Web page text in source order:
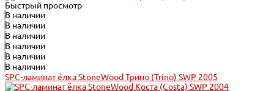
Быстрый просмотр
В наличии
В наличии
В наличии
В наличии
В наличии
В наличии
SPC-ламинат ёлка StoneWood Трино (Trino) SWP 2005